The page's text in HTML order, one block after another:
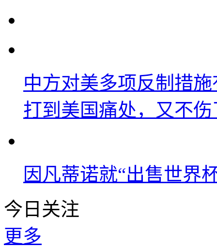
中方对美多项反制措
打到美国痛处，又不
因凡蒂诺就“出售世界
今日关注
更多